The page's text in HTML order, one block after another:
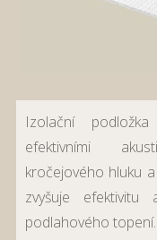
Izolační
efektivními
kročejového hluku
zvyšuje efektivitu
podlahového topení.